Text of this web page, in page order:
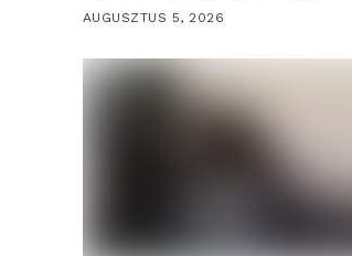
AUGUSZTUS 5, 2026